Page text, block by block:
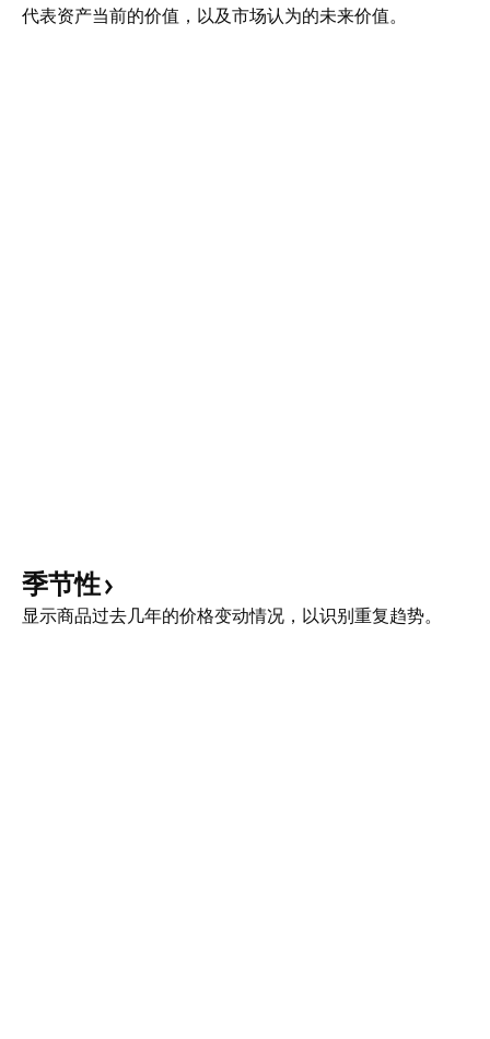
代表资产当前的价值，以及市场认为的未来价值。
季节性
显示商品过去几年的价格变动情况，以识别重复趋势。